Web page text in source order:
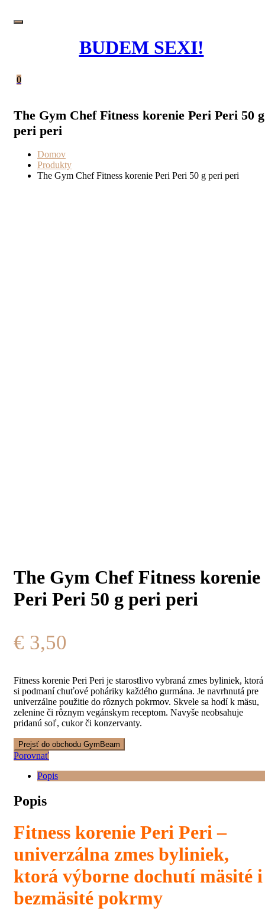
BUDEM SEXI!
0
The Gym Chef Fitness korenie Peri Peri 50 g
peri peri
Domov
Produkty
The Gym Chef Fitness korenie Peri Peri 50 g peri peri
The Gym Chef Fitness korenie
Peri Peri 50 g peri peri
€ 3,50
Fitness korenie Peri Peri je starostlivo vybraná zmes byliniek, ktorá
si podmaní chuťové poháriky každého gurmána. Je navrhnutá pre
univerzálne použitie do rôznych pokrmov. Skvele sa hodí k mäsu,
zelenine či rôznym vegánskym receptom. Navyše neobsahuje
pridanú soľ, cukor či konzervanty.
Prejsť do obchodu GymBeam
Porovnať
Popis
Popis
Fitness korenie Peri Peri –
univerzálna zmes byliniek,
ktorá výborne dochutí mäsité i
bezmäsité pokrmy